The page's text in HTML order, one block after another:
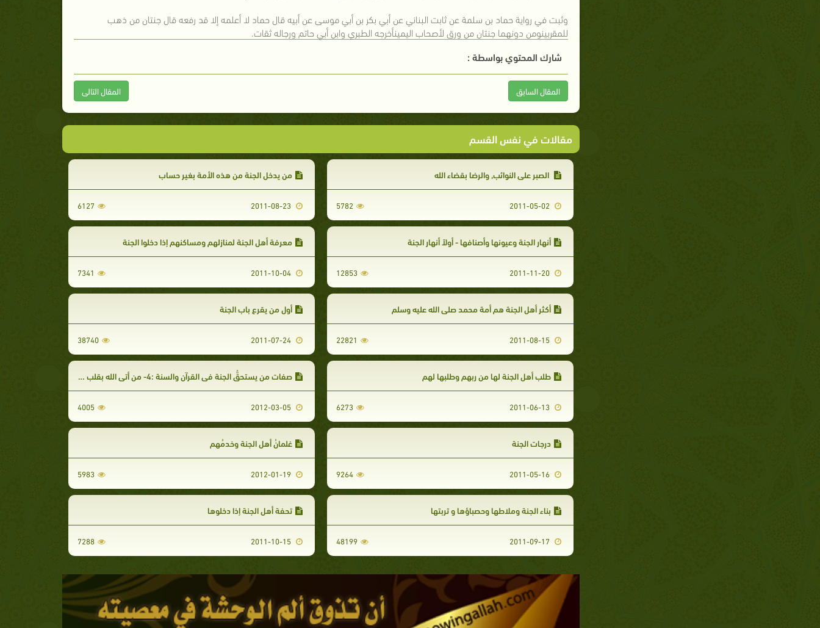
وثبت في رواية حماد بن سلمة عن ثابت البناني عن أبي بكر بن أبي موسى عن أبيه قال حماد لا أعلمه إلا قد رفعه قال جنتان من ذهب
للمقربينومن دونهما جنتان من ورق لأصحاب اليمينأخرجه الطبري وابن أبي حاتم ورجاله ثقات.
شارك المحتوي بواسطة :
المقال السابق المقال التالى
مقالات في نفس القسم
الصبر على النوائب, والرضا بقضاء الله
5782
من يدخل الجنة من هذه الأمة بغير حساب
2011-08-23
6127
أنهار الجنة وعيونها وأصنافها - أولاً أنهار الجنة
2011-11-20
12853
معرفة أهل الجنة لمنازلهم ومساكنهم إذا دخلوا الجنة
2011-10-04
7341
أكثر أهل الجنة هم أمة محمد صلى الله عليه وسلم
2011-08-15
22821
أول من يقرع باب الجنة
2011-07-24
38740
طلب أهل الجنة لها من ربهم وطلبها لهم
2011-06-13
6273
صفات من يستحقُّ الجنة في القرآن والسنة :4- من أتى الله بقلب سليم
2012-03-05
4005
درجات الجنة
2011-05-16
9264
غلمانُ أهل الجنة وخدمُهم
2012-01-19
5983
بناء الجنة وملاطها وحصباؤها و تربتها
48199
تحفة أهل الجنة إذا دخلوها
2011-10-15
7288